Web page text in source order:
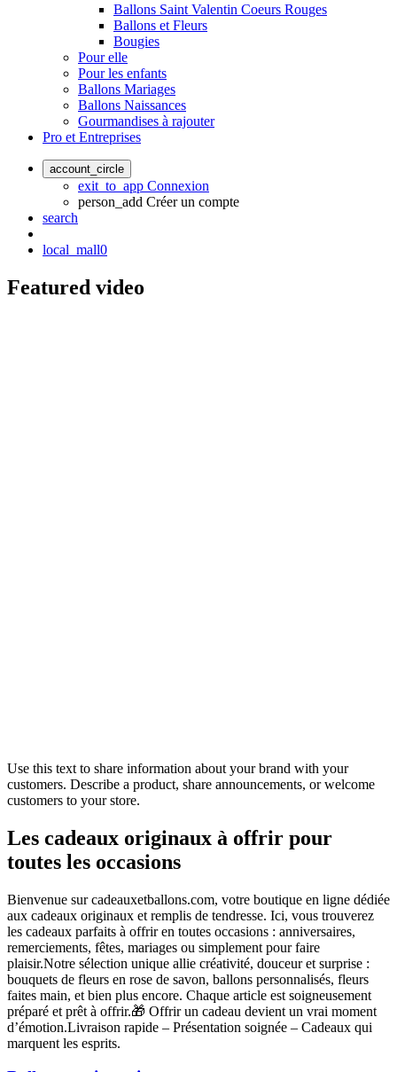
Ballons Saint Valentin Coeurs Rouges
Ballons et Fleurs
Bougies
Pour elle
Pour les enfants
Ballons Mariages
Ballons Naissances
Gourmandises à rajouter
Pro et Entreprises
account_circle
exit_to_app Connexion
person_add Créer un compte
search
local_mall0
Featured video
Use this text to share information about your brand with your
customers. Describe a product, share announcements, or welcome
customers to your store.
Les cadeaux originaux à offrir pour
toutes les occasions
Bienvenue sur cadeauxetballons.com, votre boutique en ligne dédiée
aux cadeaux originaux et remplis de tendresse. Ici, vous trouverez
les cadeaux parfaits à offrir en toutes occasions : anniversaires,
remerciements, fêtes, mariages ou simplement pour faire
plaisir.Notre sélection unique allie créativité, douceur et surprise :
bouquets de fleurs en rose de savon, ballons personnalisés, fleurs
faites main, et bien plus encore. Chaque article est soigneusement
préparé et prêt à offrir.🎁 Offrir un cadeau devient un vrai moment
d’émotion.Livraison rapide – Présentation soignée – Cadeaux qui
marquent les esprits.